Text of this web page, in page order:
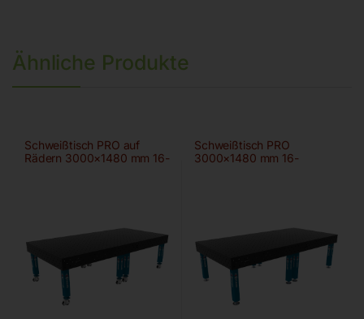
Ähnliche Produkte
Schweißtisch PRO auf
Rädern 3000×1480 mm 16-
Schweißtisch PRO
3000×1480 mm 16-